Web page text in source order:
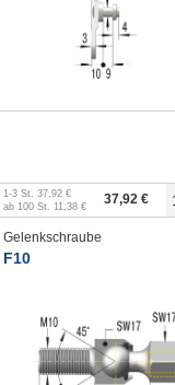
1 -3 St. 37,92 €
ab 100 St. 11,38 € 37,92 €
Gelenkschraube
F10